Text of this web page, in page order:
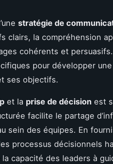
stratégie de
clairs, la compréhension
cohérents et
pour développer
ses objectifs.
et la prise de décision est
facilite le partage
sein des équipes. En
processus décisionnels
capacité des leaders à